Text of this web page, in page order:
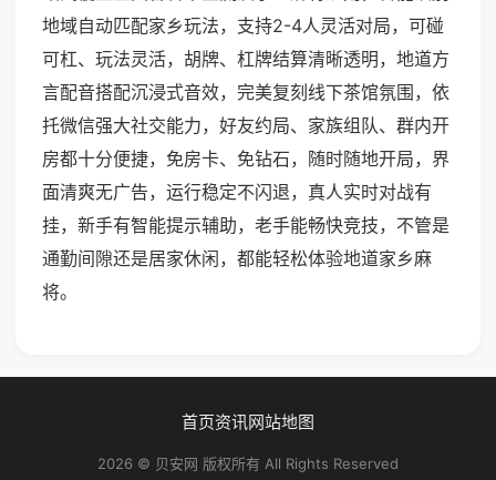
地域自动匹配家乡玩法，支持2-4人灵活对局，可碰
可杠、玩法灵活，胡牌、杠牌结算清晰透明，地道方
言配音搭配沉浸式音效，完美复刻线下茶馆氛围，依
托微信强大社交能力，好友约局、家族组队、群内开
房都十分便捷，免房卡、免钻石，随时随地开局，界
面清爽无广告，运行稳定不闪退，真人实时对战有
挂，新手有智能提示辅助，老手能畅快竞技，不管是
通勤间隙还是居家休闲，都能轻松体验地道家乡麻
将。
首页资讯网站地图
2026 © 贝安网 版权所有 All Rights Reserved